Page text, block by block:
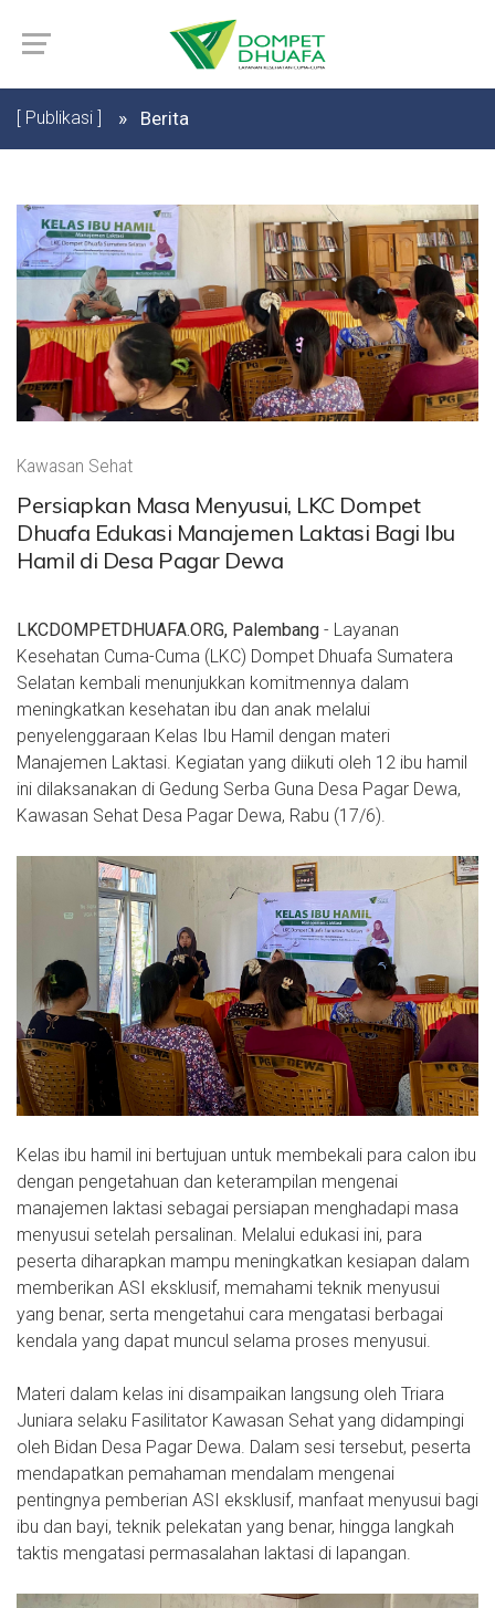
[ Publikasi ] Berita
Kawasan Sehat
Persiapkan Masa Menyusui, LKC Dompet
Dhuafa Edukasi Manajemen Laktasi Bagi Ibu
Hamil di Desa Pagar Dewa
LKCDOMPETDHUAFA.ORG, Palembang - Layanan
Kesehatan Cuma-Cuma (LKC) Dompet Dhuafa Sumatera
Selatan kembali menunjukkan komitmennya dalam
meningkatkan kesehatan ibu dan anak melalui
penyelenggaraan Kelas Ibu Hamil dengan materi
Manajemen Laktasi. Kegiatan yang diikuti oleh 12 ibu hamil
ini dilaksanakan di Gedung Serba Guna Desa Pagar Dewa,
Kawasan Sehat Desa Pagar Dewa, Rabu (17/6).
Kelas ibu hamil ini bertujuan untuk membekali para calon ibu
dengan pengetahuan dan keterampilan mengenai
manajemen laktasi sebagai persiapan menghadapi masa
menyusui setelah persalinan. Melalui edukasi ini, para
peserta diharapkan mampu meningkatkan kesiapan dalam
memberikan ASI eksklusif, memahami teknik menyusui
yang benar, serta mengetahui cara mengatasi berbagai
kendala yang dapat muncul selama proses menyusui.
Materi dalam kelas ini disampaikan langsung oleh Triara
Juniara selaku Fasilitator Kawasan Sehat yang didampingi
oleh Bidan Desa Pagar Dewa. Dalam sesi tersebut, peserta
mendapatkan pemahaman mendalam mengenai
pentingnya pemberian ASI eksklusif, manfaat menyusui bagi
ibu dan bayi, teknik pelekatan yang benar, hingga langkah
taktis mengatasi permasalahan laktasi di lapangan.